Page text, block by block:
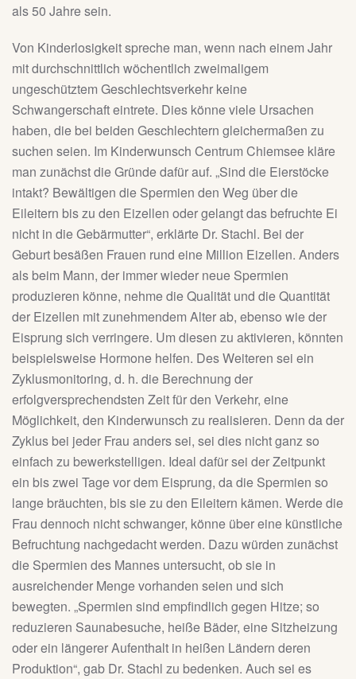
als 50 Jahre sein.
Von Kinderlosigkeit spreche man, wenn nach einem Jahr
mit durchschnittlich wöchentlich zweimaligem
ungeschütztem Geschlechtsverkehr keine
Schwangerschaft eintrete. Dies könne viele Ursachen
haben, die bei beiden Geschlechtern gleichermaßen zu
suchen seien. Im Kinderwunsch Centrum Chiemsee kläre
man zunächst die Gründe dafür auf. „Sind die Eierstöcke
intakt? Bewältigen die Spermien den Weg über die
Eileitern bis zu den Eizellen oder gelangt das befruchte Ei
nicht in die Gebärmutter“, erklärte Dr. Stachl. Bei der
Geburt besäßen Frauen rund eine Million Eizellen. Anders
als beim Mann, der immer wieder neue Spermien
produzieren könne, nehme die Qualität und die Quantität
der Eizellen mit zunehmendem Alter ab, ebenso wie der
Eisprung sich verringere. Um diesen zu aktivieren, könnten
beispielsweise Hormone helfen. Des Weiteren sei ein
Zyklusmonitoring, d. h. die Berechnung der
erfolgversprechendsten Zeit für den Verkehr, eine
Möglichkeit, den Kinderwunsch zu realisieren. Denn da der
Zyklus bei jeder Frau anders sei, sei dies nicht ganz so
einfach zu bewerkstelligen. Ideal dafür sei der Zeitpunkt
ein bis zwei Tage vor dem Eisprung, da die Spermien so
lange bräuchten, bis sie zu den Eileitern kämen. Werde die
Frau dennoch nicht schwanger, könne über eine künstliche
Befruchtung nachgedacht werden. Dazu würden zunächst
die Spermien des Mannes untersucht, ob sie in
ausreichender Menge vorhanden seien und sich
bewegten. „Spermien sind empfindlich gegen Hitze; so
reduzieren Saunabesuche, heiße Bäder, eine Sitzheizung
oder ein längerer Aufenthalt in heißen Ländern deren
Produktion“, gab Dr. Stachl zu bedenken. Auch sei es